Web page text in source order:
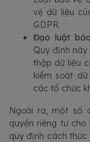
vệ dữ liệu
GDPR.
Đạo luật
Quy định
thập dữ liệu
kiểm soát
các tổ chức
Ngoài ra, một số
quyền riêng tư
quy định cách